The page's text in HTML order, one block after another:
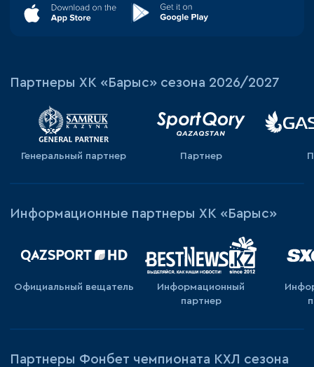
Партнеры ХК «Барыс» сезона 2026/2027
Генеральный партнер Партнер
Информационные партнеры ХК «Барыс»
Официальный вещатель
Информационный
партнер
Партнеры Фонбет чемпионата КХЛ сезона